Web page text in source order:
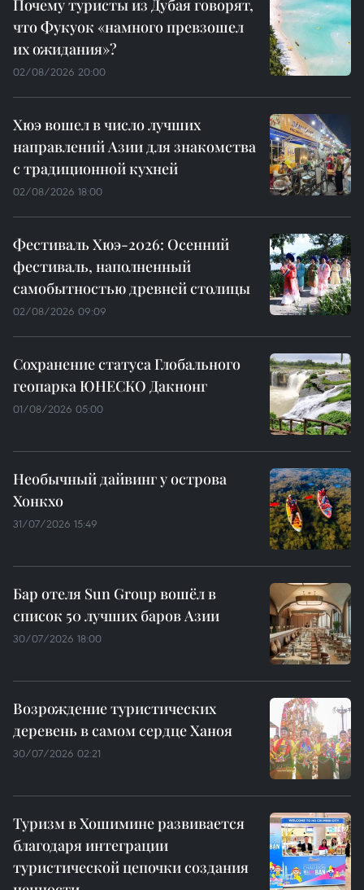
Почему туристы из Дубая говорят,
что Фукуок «намного превзошел
их ожидания»?
02/08/2026 20:00
Хюэ вошел в число лучших
направлений Азии для знакомства
с традиционной кухней
02/08/2026 18:00
Фестиваль Хюэ-2026: Осенний
фестиваль, наполненный
самобытностью древней столицы
02/08/2026 09:09
Сохранение статуса Глобального
геопарка ЮНЕСКО Дакнонг
01/08/2026 05:00
Необычный дайвинг у острова
Хонкхо
31/07/2026 15:49
Бар отеля Sun Group вошёл в
список 50 лучших баров Азии
30/07/2026 18:00
Возрождение туристических
деревень в самом сердце Ханоя
30/07/2026 02:21
Туризм в Хошимине развивается
благодаря интеграции
туристической цепочки создания